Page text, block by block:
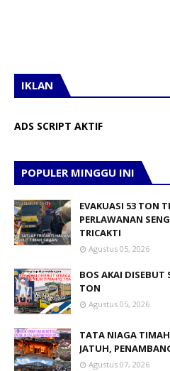
IKLAN
ADS SCRIPT AKTIF
POPULER MINGGU INI
EVAKUASI 53 TON
PERLAWANAN
TRICAKTI
Agustus 05, 2026
BOS AKAI DISEBUT
TON
Agustus 05, 2026
TATA NIAGA
JATUH,
Agustus 07, 2026